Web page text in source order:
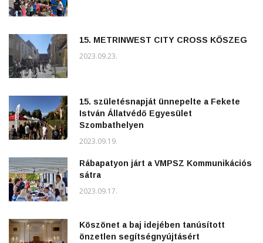
15. METRINWEST CITY CROSS KŐSZEG
2023.09.23.
15. születésnapját ünnepelte a Fekete
István Állatvédő Egyesület
Szombathelyen
2023.09.19.
Rábapatyon járt a VMPSZ Kommunikációs
sátra
2023.09.17.
Köszönet a baj idejében tanúsított
önzetlen segítségnyújtásért